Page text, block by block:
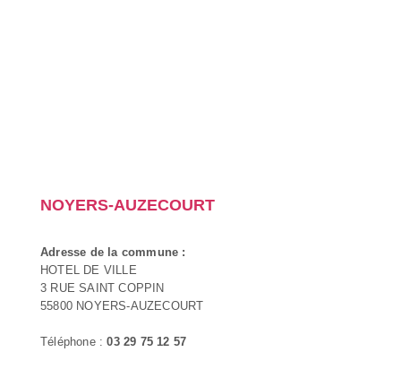
NOYERS-AUZECOURT
Adresse de la commune :
HOTEL DE VILLE
3 RUE SAINT COPPIN
55800 NOYERS-AUZECOURT
Téléphone :03 29 75 12 57